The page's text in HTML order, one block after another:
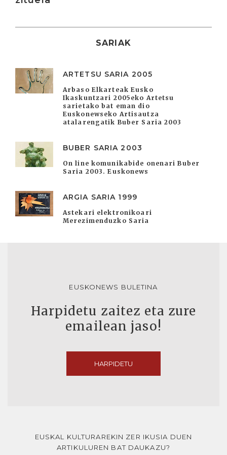
SARIAK
ARTETSU SARIA 2005
Arbaso Elkarteak Eusko
Ikaskuntzari 2005eko Artetsu
sarietako bat eman dio
Euskonewseko Artisautza
atalarengatik Buber Saria 2003
BUBER SARIA 2003
On line komunikabide onenari Buber
Saria 2003. Euskonews
ARGIA SARIA 1999
Astekari elektronikoari
Merezimenduzko Saria
EUSKONEWS BULETINA
Harpidetu zaitez eta zure
emailean jaso!
HARPIDETU
EUSKAL KULTURAREKIN ZER IKUSIA DUEN
ARTIKULUREN BAT DAUKAZU?